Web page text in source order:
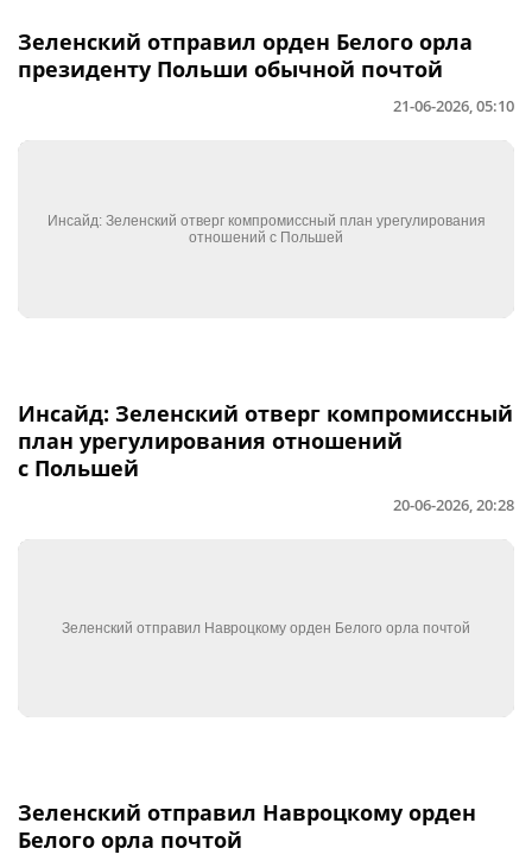
Зеленский отправил орден Белого орла
президенту Польши обычной почтой
21-06-2026, 05:10
Инсайд: Зеленский отверг компромиссный
план урегулирования отношений
с Польшей
20-06-2026, 20:28
Зеленский отправил Навроцкому орден
Белого орла почтой